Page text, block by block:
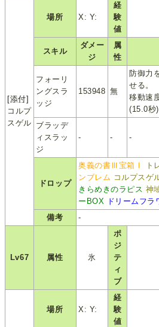
[添付]
コルプ
スゲル
場所 X: Y:
経
験
値
スキル
ダメー
ジ
属
性
フォーリ
ングスラ
ッジ
153948 無
防御力
せる。
移動速
(15.0秒)
ブラッデ
ィスラッ
ジ
- - -
ドロップ
奥義の書Ⅲ宝箱Ⅰ ト
ンブレム コルプスゲ
きらめきのラピス 神
ーBOX ドリームフ
備考
-
Lv67 属性 氷
ポ
ジ
テ
ィ
ブ
場所 X: Y:
経
験
値